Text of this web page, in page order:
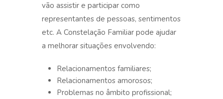
vão assistir e participar como
representantes de pessoas, sentimentos
etc. A Constelação Familiar pode ajudar
a melhorar situações envolvendo:
Relacionamentos familiares;
Relacionamentos amorosos;
Problemas no âmbito profissional;